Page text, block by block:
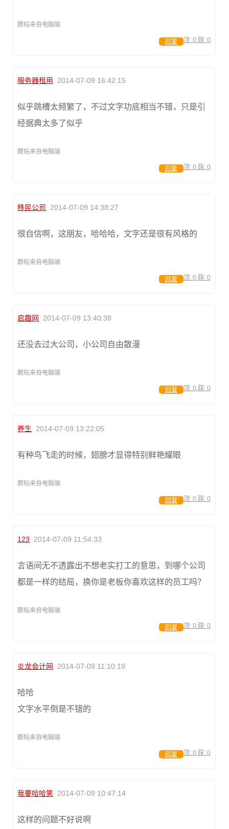
跟帖来自电脑端
顶: 0 踩: 0
回复
服务器租用 2014-07-09 16:42:15
似乎跳槽太频繁了，不过文字功底相当不错，只是引
经据典太多了似乎
跟帖来自电脑端
顶: 0 踩: 0
回复
移民公司 2014-07-09 14:38:27
很自信啊，这朋友，哈哈哈，文字还是很有风格的
跟帖来自电脑端
顶: 0 踩: 0
回复
启趣网 2014-07-09 13:40:38
还没去过大公司，小公司自由散漫
跟帖来自电脑端
顶: 0 踩: 0
回复
养生 2014-07-09 13:22:05
有种鸟飞走的时候，翅膀才显得特别鲜艳耀眼
跟帖来自电脑端
顶: 0 踩: 0
回复
123 2014-07-09 11:54:33
言语间无不透露出不想老实打工的意思，到哪个公司
都是一样的结局，换你是老板你喜欢这样的员工吗？
跟帖来自电脑端
顶: 0 踩: 0
回复
炎龙会计网 2014-07-09 11:10:19
哈哈
文字水平倒是不错的
跟帖来自电脑端
顶: 0 踩: 0
回复
我要哈哈笑 2014-07-09 10:47:14
这样的问题不好说啊